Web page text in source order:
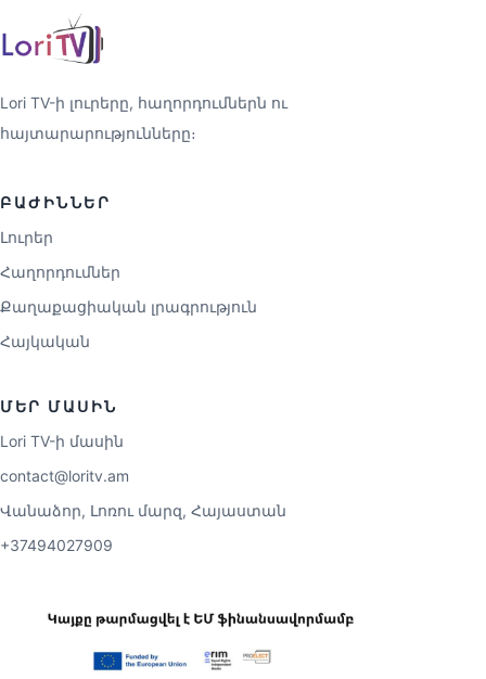
Lori TV-ի լուրերը, հաղորդումներն ու
հայտարարությունները։
ԲԱԺԻՆՆԵՐ
Լուրեր
Հաղորդումներ
Քաղաքացիական լրագրություն
Հայկական
ՄԵՐ ՄԱՍԻՆ
Lori TV-ի մասին
contact@loritv.am
Վանաձոր, Լոռու մարզ, Հայաստան
+37494027909